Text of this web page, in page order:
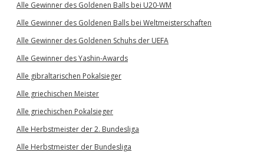
Alle Gewinner des Goldenen Balls bei U20-WM
Alle Gewinner des Goldenen Balls bei Weltmeisterschaften
Alle Gewinner des Goldenen Schuhs der UEFA
Alle Gewinner des Yashin-Awards
Alle gibraltarischen Pokalsieger
Alle griechischen Meister
Alle griechischen Pokalsieger
Alle Herbstmeister der 2. Bundesliga
Alle Herbstmeister der Bundesliga